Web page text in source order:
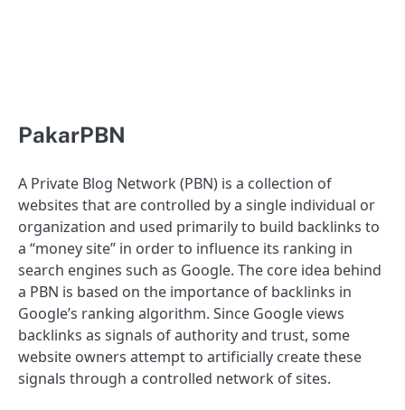
PakarPBN
A Private Blog Network (PBN) is a collection of
websites that are controlled by a single individual or
organization and used primarily to build backlinks to
a “money site” in order to influence its ranking in
search engines such as Google. The core idea behind
a PBN is based on the importance of backlinks in
Google’s ranking algorithm. Since Google views
backlinks as signals of authority and trust, some
website owners attempt to artificially create these
signals through a controlled network of sites.